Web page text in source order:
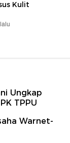
Kulit
Ungkap
TPPU
Warnet-